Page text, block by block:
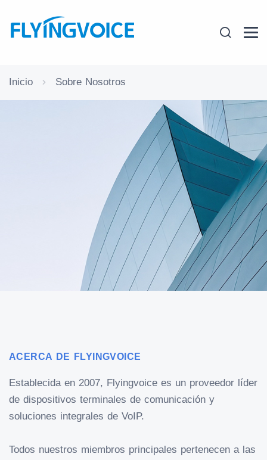
Inicio Sobre Nosotros
ACERCA DE FLYINGVOICE
Establecida en 2007, Flyingvoice es un proveedor líder
de dispositivos terminales de comunicación y
soluciones integrales de VoIP.
Todos nuestros miembros principales pertenecen a las